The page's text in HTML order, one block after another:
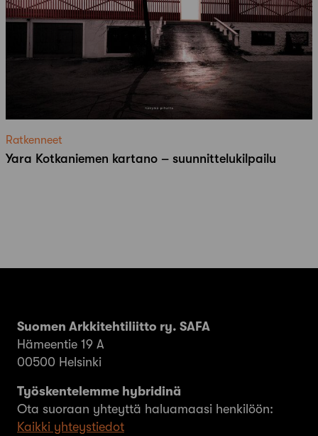
Ratkenneet
Yara Kotkaniemen kartano – suunnittelukilpailu
Suomen Arkkitehtiliitto ry. SAFA
Hämeentie 19 A
00500 Helsinki
Työskentelemme hybridinä
Ota suoraan yhteyttä haluamaasi henkilöön:
Kaikki yhteystiedot